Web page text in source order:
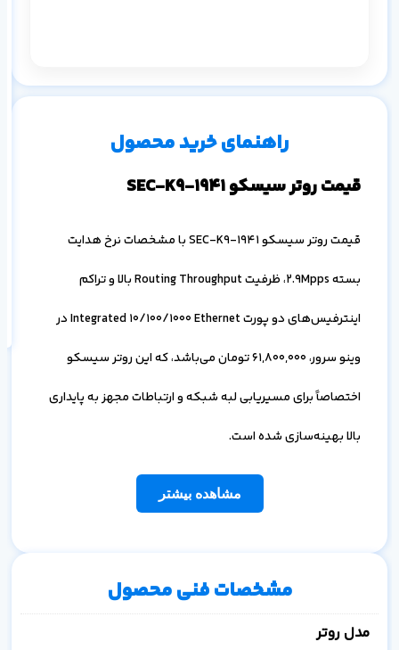
۳ ماه ۶ ماه
راهنمای خرید محصول
قیمت روتر سیسکو 1941-SEC-K9
قیمت روتر سیسکو 1941-SEC-K9 با مشخصات نرخ هدایت
بسته 2.9Mpps، ظرفیت Routing Throughput بالا و تراکم
اینترفیس‌های دو پورت Integrated 10/100/1000 Ethernet در
وینو سرور،61,800,000تومان می‌باشد، که این روتر سیسکو
اختصاصاً برای مسیریابی لبه شبکه و ارتباطات مجهز به پایداری
بالا بهینه‌سازی شده است.
مشاهده بیشتر
مشخصات فنی محصول
مدل روتر